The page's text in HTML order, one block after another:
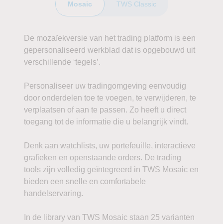
Mosaic TWS Classic
De mozaïekversie van het trading platform is een
gepersonaliseerd werkblad dat is opgebouwd uit
verschillende ‘tegels’.
Personaliseer uw tradingomgeving eenvoudig
door onderdelen toe te voegen, te verwijderen, te
verplaatsen of aan te passen. Zo heeft u direct
toegang tot de informatie die u belangrijk vindt.
Denk aan watchlists, uw portefeuille, interactieve
grafieken en openstaande orders. De trading
tools zijn volledig geïntegreerd in TWS Mosaic en
bieden een snelle en comfortabele
handelservaring.
In de library van TWS Mosaic staan 25 varianten